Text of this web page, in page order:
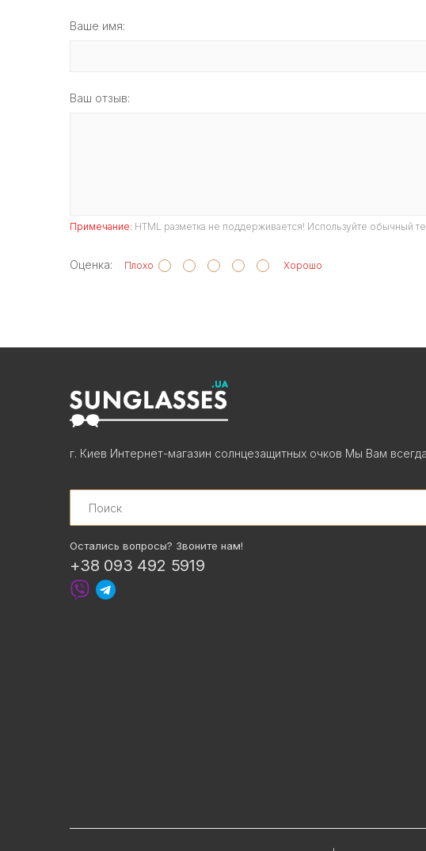
Ваше имя:
Ваш отзыв:
Примечание: HTML разметка не поддерживается! Используйте обычный
Оценка: Плохо Хорошо
г. Киев Интернет-магазин солнцезащитных очков Мы Вам
Search
Остались вопросы? Звоните нам!
+38 093 492 5919